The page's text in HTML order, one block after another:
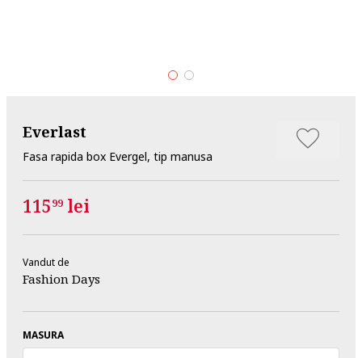
Everlast
Fasa rapida box Evergel, tip manusa
11599 lei
Vandut de
Fashion Days
MASURA